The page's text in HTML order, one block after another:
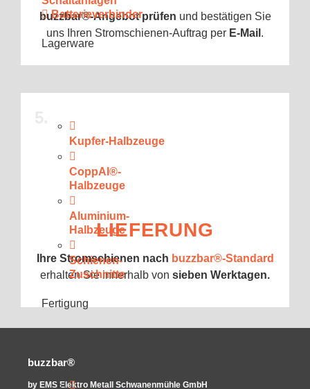
Batterieverbinder
Lagerware
Kupfer-Halbzeuge
CoppAl®-
Halbzeuge
Aluminium-
Halbzeuge
Schienen-
Zuschnitte
Fertigung
buzzbar®-Angebot prüfen und bestätigen Sie
uns Ihren Stromschienen-Auftrag per E-Mail .
LIEFERUNG
Ihre Stromschienen nach buzzbar®-Standard
erhalten Sie innerhalb von sieben Werktagen.
buzzbar®
by EMS Elektro Metall Schwanenmühle GmbH